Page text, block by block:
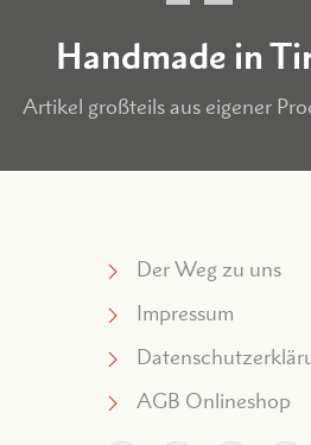
Handmade in
Artikel großteils aus eigener
Der Weg zu uns
Impressum
AGB Onlineshop